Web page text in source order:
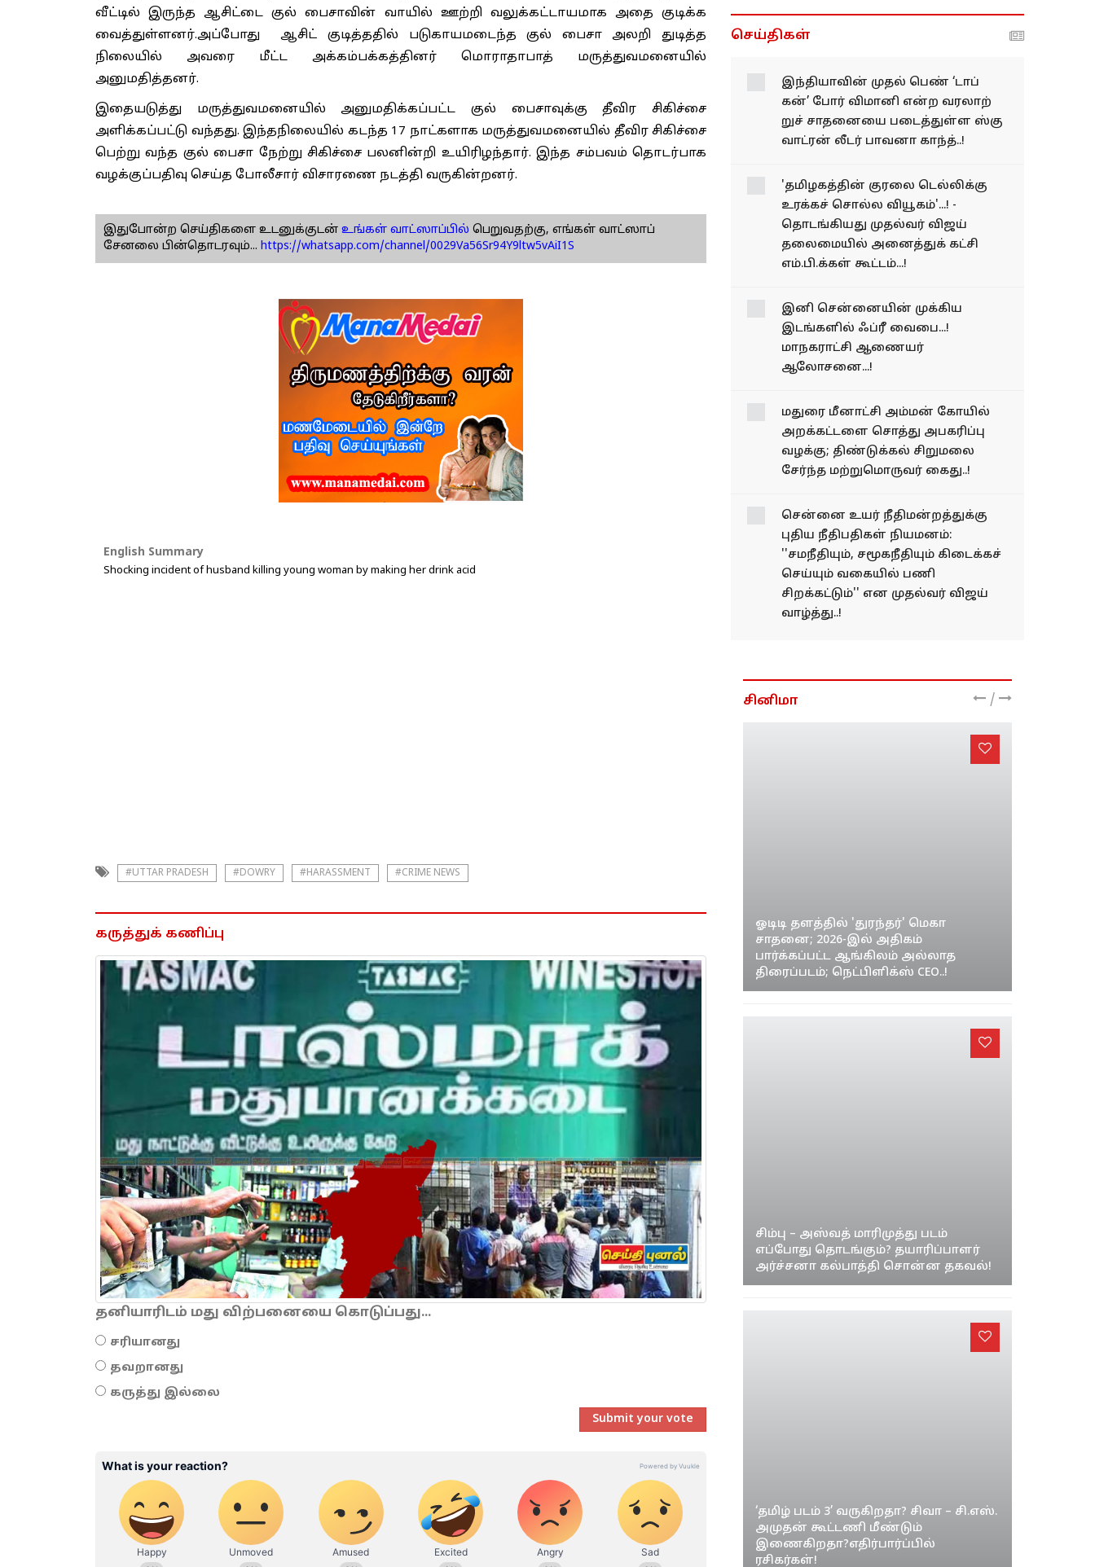
வீட்டில் இருந்த ஆசிட்டை குல் பைசாவின் வாயில் ஊற்றி வலுக்கட்டாயமாக அதை குடிக்க
வைத்துள்ளனர்.அப்போது ஆசிட் குடித்ததில் படுகாயமடைந்த குல் பைசா அலறி துடித்த
நிலையில் அவரை மீட்ட அக்கம்பக்கத்தினர் மொராதாபாத் மருத்துவமனையில்
அனுமதித்தனர்.
இதையடுத்து மருத்துவமனையில் அனுமதிக்கப்பட்ட குல் பைசாவுக்கு தீவிர சிகிச்சை
அளிக்கப்பட்டு வந்தது. இந்தநிலையில் கடந்த 17 நாட்களாக மருத்துவமனையில் தீவிர சிகிச்சை
பெற்று வந்த குல் பைசா நேற்று சிகிச்சை பலனின்றி உயிரிழந்தார். இந்த சம்பவம் தொடர்பாக
வழக்குப்பதிவு செய்த போலீசார் விசாரணை நடத்தி வருகின்றனர்.
இதுபோன்ற செய்திகளை உடனுக்குடன் உங்கள் வாட்ஸாப்பில் பெறுவதற்கு, எங்கள் வாட்ஸாப்
சேனலை பின்தொடரவும்... https://whatsapp.com/channel/0029Va56Sr94Y9ltw5vAiI1S
English Summary
Shocking incident of husband killing young woman by making her drink acid
#UTTAR PRADESH #DOWRY #HARASSMENT #CRIME NEWS
கருத்துக் கணிப்பு
தனியாரிடம் மது விற்பனையை கொடுப்பது...
சரியானது
தவறானது
கருத்து இல்லை
Submit your vote
செய்திகள்
இந்​தி​யா​வின் முதல் பெண் ‘டாப்
கன்’ போர் விமானி என்ற வரலாற்​
றுச் சாதனையை படைத்துள்ள ஸ்கு​
வாட்​ரன் லீடர் பாவனா காந்த்..!
'தமிழகத்தின் குரலை டெல்லிக்கு
உரக்கச் சொல்ல வியூகம்'...! -
தொடங்கியது முதல்வர் விஜய்
தலைமையில் அனைத்துக் கட்சி
எம்.பி.க்கள் கூட்டம்...!
இனி சென்னையின் முக்கிய
இடங்களில் ஃப்ரீ வைபை...!
மாநகராட்சி ஆணையர்
ஆலோசனை...!
மதுரை மீனாட்சி அம்மன் கோயில்
அறக்கட்டளை சொத்து அபகரிப்பு
வழக்கு; திண்டுக்கல் சிறுமலை
சேர்ந்த மற்றுமொருவர் கைது..!
சென்னை உயர் நீதிமன்றத்துக்கு
புதிய நீதிபதிகள் நியமனம்:
''சமநீதியும், சமூகநீதியும் கிடைக்கச்
செய்யும் வகையில் பணி
சிறக்கட்டும்'' என முதல்வர் விஜய்
வாழ்த்து..!
சினிமா /
ஓடிடி தளத்தில் 'துரந்தர்' மெகா
சாதனை; 2026-இல் அதிகம்
பார்க்கப்பட்ட ஆங்கிலம் அல்லாத
திரைப்படம்; நெட்பிளிக்ஸ் CEO..!
சிம்பு – அஸ்வத் மாரிமுத்து படம்
எப்போது தொடங்கும்? தயாரிப்பாளர்
அர்ச்சனா கல்பாத்தி சொன்ன தகவல்!
‘தமிழ் படம் 3’ வருகிறதா? சிவா – சி.எஸ்.
அமுதன் கூட்டணி மீண்டும்
இணைகிறதா?எதிர்பார்ப்பில்
ரசிகர்கள்!